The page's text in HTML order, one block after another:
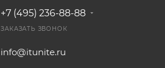
+7 (495) 236-88-88
ЗАКАЗАТЬ ЗВОНОК
info@itunite.ru